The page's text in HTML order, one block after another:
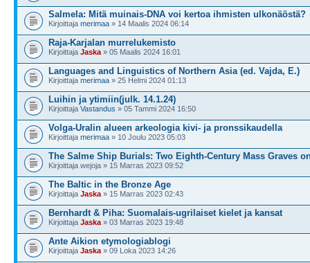
Salmela: Mitä muinais-DNA voi kertoa ihmisten ulkonäöstä?
Kirjoittaja merimaa » 14 Maalis 2024 06:14
Raja-Karjalan murrelukemisto
Kirjoittaja Jaska » 05 Maalis 2024 16:01
Languages and Linguistics of Northern Asia (ed. Vajda, E.)
Kirjoittaja merimaa » 25 Helmi 2024 01:13
Luihin ja ytimiin(julk. 14.1.24)
Kirjoittaja Vastandus » 05 Tammi 2024 16:50
Volga-Uralin alueen arkeologia kivi- ja pronssikaudella
Kirjoittaja merimaa » 10 Joulu 2023 05:03
The Salme Ship Burials: Two Eighth-Century Mass Graves
Kirjoittaja wejoja » 15 Marras 2023 09:52
The Baltic in the Bronze Age
Kirjoittaja Jaska » 15 Marras 2023 02:43
Bernhardt & Piha: Suomalais-ugrilaiset kielet ja kansat
Kirjoittaja Jaska » 03 Marras 2023 19:48
Ante Aikion etymologiablogi
Kirjoittaja Jaska » 09 Loka 2023 14:26